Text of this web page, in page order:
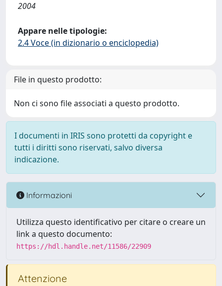
2004
Appare nelle tipologie:
2.4 Voce (in dizionario o enciclopedia)
File in questo prodotto:
Non ci sono file associati a questo prodotto.
I documenti in IRIS sono protetti da copyright e
tutti i diritti sono riservati, salvo diversa
indicazione.
Informazioni
Utilizza questo identificativo per citare o creare un
link a questo documento:
https://hdl.handle.net/11586/22909
Attenzione